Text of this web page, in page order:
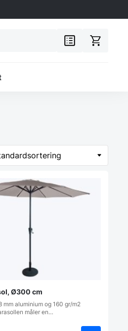
Ø300 cm
mm aluminium og 160 gr/m2
måler en…